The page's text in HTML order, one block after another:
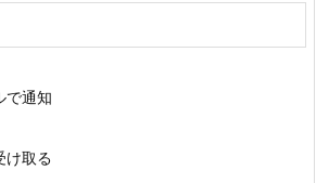
で通知
け取る